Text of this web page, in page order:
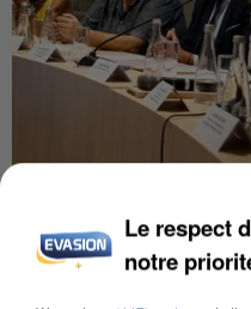
INCENDIES : L’ÎLE-
DE SOLIDARITÉ AVEC
Le respect
notre